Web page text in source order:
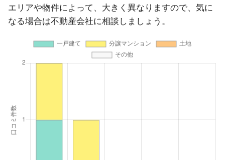
エリアや物件によって、大きく異なりますので、気に
なる場合は不動産会社に相談しましょう。